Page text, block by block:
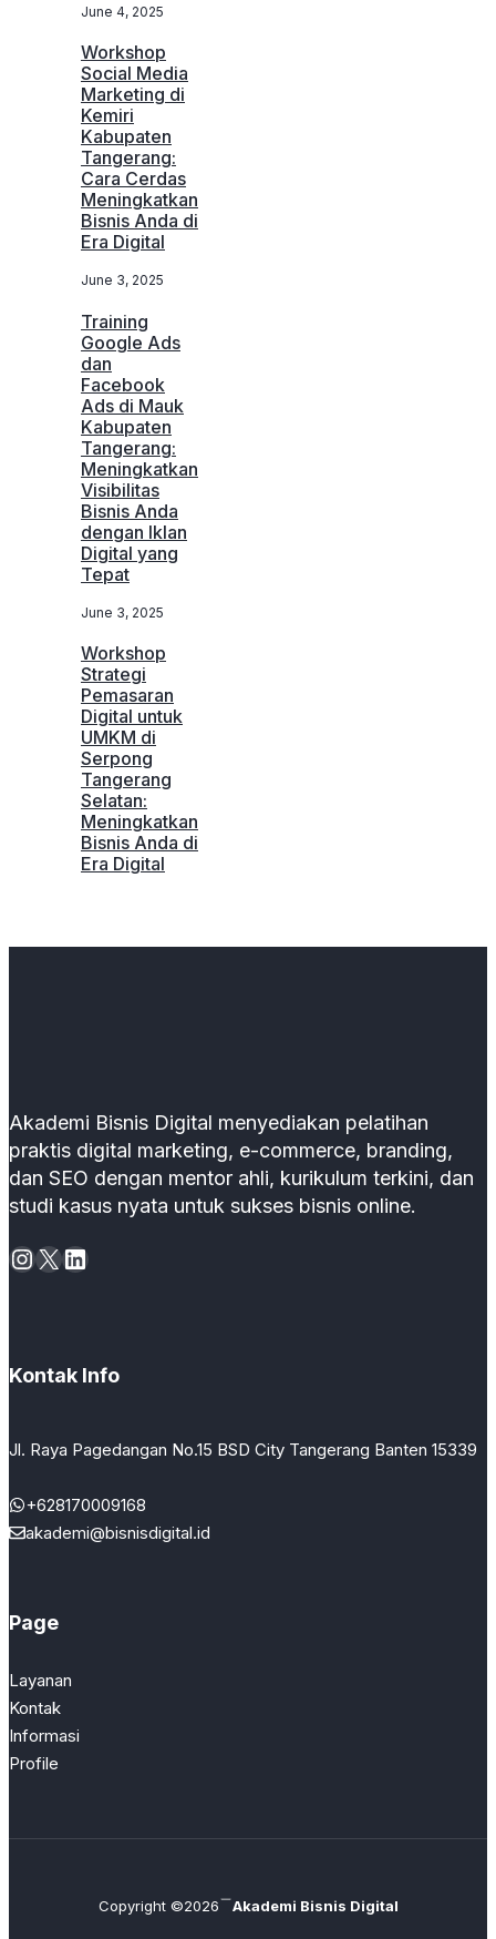
June 4, 2025
Workshop
Social Media
Marketing di
Kemiri
Kabupaten
Tangerang:
Cara Cerdas
Meningkatkan
Bisnis Anda di
Era Digital
June 3, 2025
Training
Google Ads
dan
Facebook
Ads di Mauk
Kabupaten
Tangerang:
Meningkatkan
Visibilitas
Bisnis Anda
dengan Iklan
Digital yang
Tepat
June 3, 2025
Workshop
Strategi
Pemasaran
Digital untuk
UMKM di
Serpong
Tangerang
Selatan:
Meningkatkan
Bisnis Anda di
Era Digital
Akademi Bisnis Digital menyediakan pelatihan
praktis digital marketing, e-commerce, branding,
dan SEO dengan mentor ahli, kurikulum terkini, dan
studi kasus nyata untuk sukses bisnis online.
Instagram
X LinkedIn
Kontak Info
Jl. Raya Pagedangan No.15 BSD City Tangerang Banten 15339
+628170009168
akademi@bisnisdigital.id
Page
Layanan
Kontak
Informasi
Profile
Copyright ©2026 Akademi Bisnis Digital